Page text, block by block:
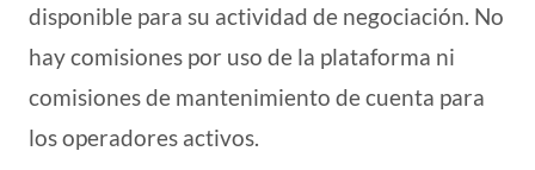
disponible para su actividad de negociación. No
hay comisiones por uso de la plataforma ni
comisiones de mantenimiento de cuenta para
los operadores activos.